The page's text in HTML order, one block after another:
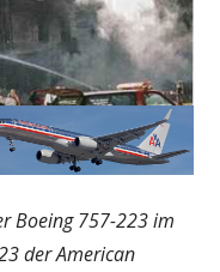
Boeing 757-223 im
der American